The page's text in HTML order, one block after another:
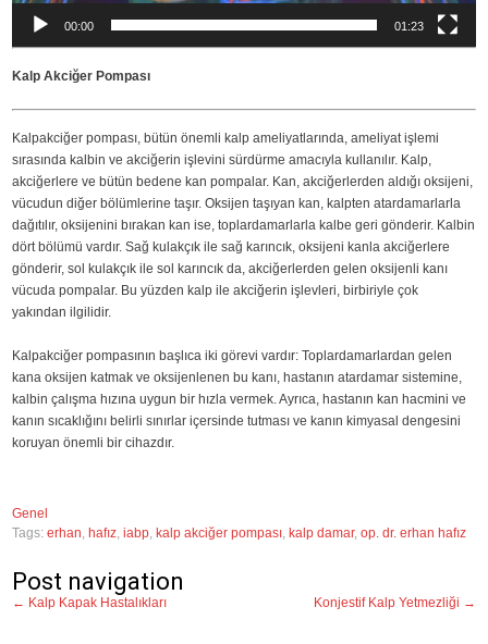
00:00 01:23
Kalp Akciğer Pompası
Kalpakciğer pompası, bütün önemli kalp ameliyatlarında, ameliyat işlemi
sırasında kalbin ve akciğerin işlevini sürdürme amacıyla kullanılır. Kalp,
akciğerlere ve bütün bedene kan pompalar. Kan, akciğerlerden aldığı oksijeni,
vücudun diğer bölümlerine taşır. Oksijen taşıyan kan, kalpten atardamarlarla
dağıtılır, oksijenini bırakan kan ise, toplardamarlarla kalbe geri gönderir. Kalbin
dört bölümü vardır. Sağ kulakçık ile sağ karıncık, oksijeni kanla akciğerlere
gönderir, sol kulakçık ile sol karıncık da, akciğerlerden gelen oksijenli kanı
vücuda pompalar. Bu yüzden kalp ile akciğerin işlevleri, birbiriyle çok
yakından ilgilidir.
Kalpakciğer pompasının başlıca iki görevi vardır: Toplardamarlardan gelen
kana oksijen katmak ve oksijenlenen bu kanı, hastanın atardamar sistemine,
kalbin çalışma hızına uygun bir hızla vermek. Ayrıca, hastanın kan hacmini ve
kanın sıcaklığını belirli sınırlar içersinde tutması ve kanın kimyasal dengesini
koruyan önemli bir cihazdır.
Genel
Tags:erhan, hafız,iabp, kalp akciğer pompası, kalp damar,op. dr. erhan hafız
Post navigation
← Kalp Kapak Hastalıkları Konjestif Kalp Yetmezliği →